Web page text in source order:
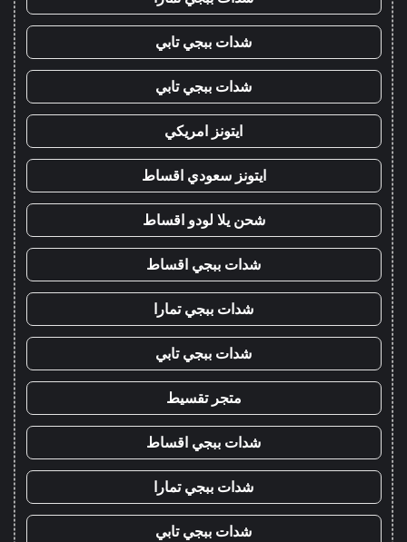
شدات ببجي تابي
شدات ببجي تابي
ايتونز امريكي
ايتونز سعودي اقساط
شحن يلا لودو اقساط
شدات ببجي اقساط
شدات ببجي تمارا
شدات ببجي تابي
متجر تقسيط
شدات ببجي اقساط
شدات ببجي تمارا
شدات ببجي تابي